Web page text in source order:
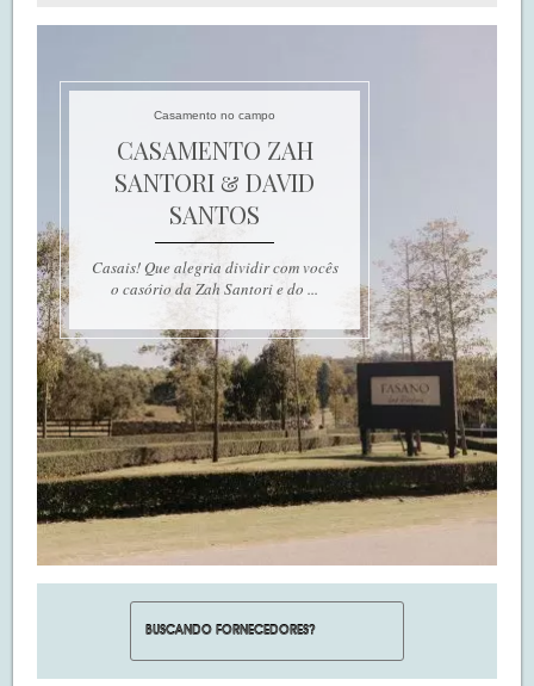
Casamento no campo
CASAMENTO ZAH
SANTORI & DAVID
SANTOS
Casais! Que alegria dividir com vocês
o casório da Zah Santori e do ...